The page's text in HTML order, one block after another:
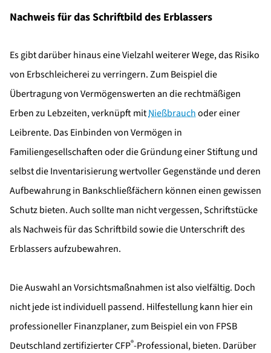
Nachweis für das Schriftbild des Erblassers
Es gibt darüber hinaus eine Vielzahl weiterer Wege, das Risiko
von Erbschleicherei zu verringern. Zum Beispiel die
Übertragung von Vermögenswerten an die rechtmäßigen
Erben zu Lebzeiten, verknüpft mitNießbrauchoder einer
Leibrente. Das Einbinden von Vermögen in
Familiengesellschaften oder die Gründung einer Stiftung und
selbst die Inventarisierung wertvoller Gegenstände und deren
Aufbewahrung in Bankschließfächern können einen gewissen
Schutz bieten. Auch sollte man nicht vergessen, Schriftstücke
als Nachweis für das Schriftbild sowie die Unterschrift des
Erblassers aufzubewahren.
Die Auswahl an Vorsichtsmaßnahmen ist also vielfältig. Doch
nicht jede ist individuell passend. Hilfestellung kann hier ein
professioneller Finanzplaner, zum Beispiel ein von FPSB
Deutschland zertifizierter CFP®-Professional, bieten. Darüber